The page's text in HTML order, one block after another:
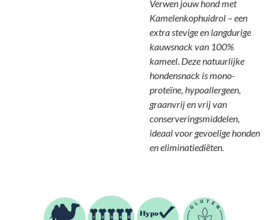
Verwen jouw hond met
Kamelenkophuidrol – een
extra stevige en langdurige
kauwsnack van 100%
kameel. Deze natuurlijke
hondensnack is mono-
proteïne, hypoallergeen,
graanvrij en vrij van
conserveringsmiddelen,
ideaal voor gevoelige honden
en eliminatiediëten.